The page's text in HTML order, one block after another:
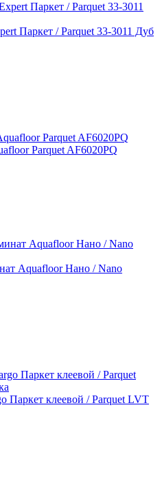
Паркет / Parquet 33-3011 Дуб
Parquet AF6020PQ
Aquafloor Нано / Nano
Паркет клеевой / Parquet LVT